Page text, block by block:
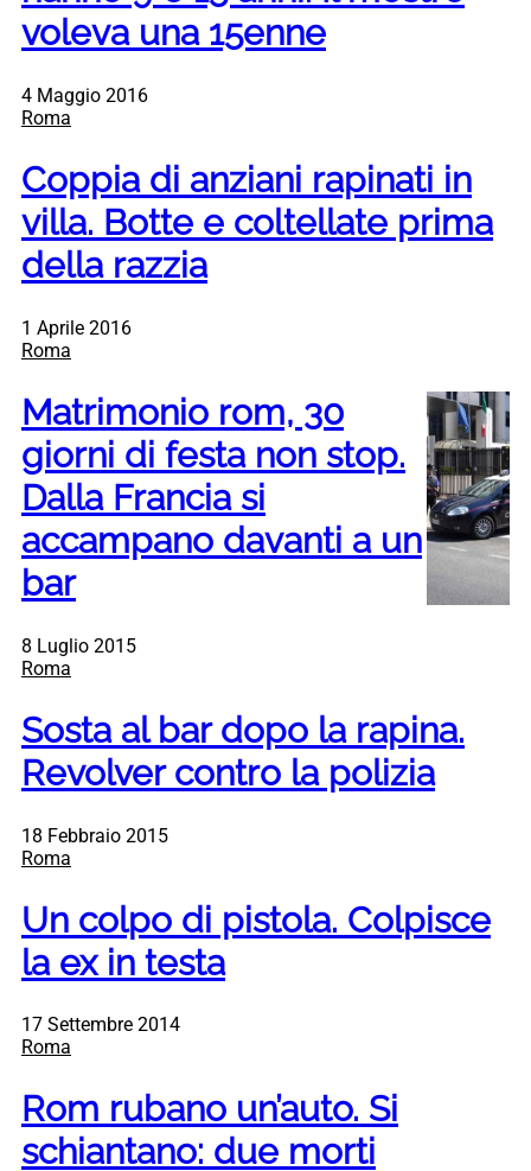
voleva una 15enne
4 Maggio 2016
Roma
Coppia di anziani rapinati in
villa. Botte e coltellate prima
della razzia
1 Aprile 2016
Roma
Matrimonio rom, 30
giorni di festa non stop.
Dalla Francia si
accampano davanti a un
bar
8 Luglio 2015
Roma
Sosta al bar dopo la rapina.
Revolver contro la polizia
18 Febbraio 2015
Roma
Un colpo di pistola. Colpisce
la ex in testa
17 Settembre 2014
Roma
Rom rubano un’auto. Si
schiantano: due morti